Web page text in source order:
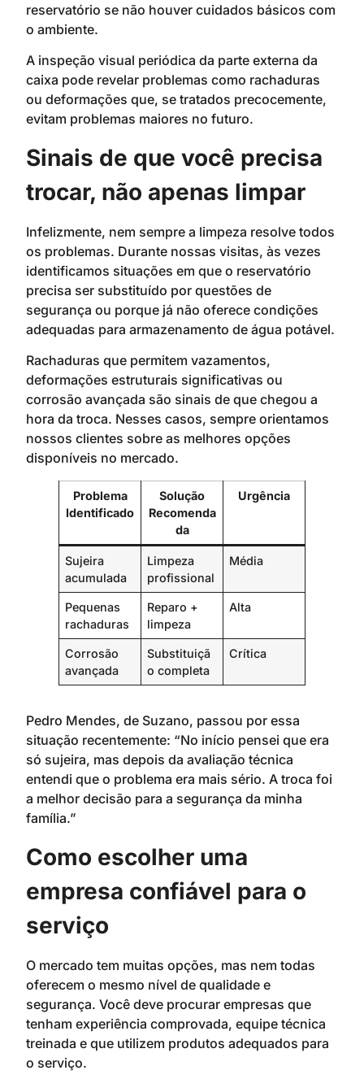
reservatório se não houver cuidados básicos com
o ambiente.
A inspeção visual periódica da parte externa da
caixa pode revelar problemas como rachaduras
ou deformações que, se tratados precocemente,
evitam problemas maiores no futuro.
Sinais de que você precisa
trocar, não apenas limpar
Infelizmente, nem sempre a limpeza resolve todos
os problemas. Durante nossas visitas, às vezes
identificamos situações em que o reservatório
precisa ser substituído por questões de
segurança ou porque já não oferece condições
adequadas para armazenamento de água potável.
Rachaduras que permitem vazamentos,
deformações estruturais significativas ou
corrosão avançada são sinais de que chegou a
hora da troca. Nesses casos, sempre orientamos
nossos clientes sobre as melhores opções
disponíveis no mercado.
Problema
Identificado
Solução
Recomenda
da
Urgência
Sujeira
acumulada
Limpeza
profissional
Média
Pequenas
rachaduras
Reparo +
limpeza
Alta
Corrosão
avançada
Substituiçã
o completa
Crítica
Pedro Mendes, de Suzano, passou por essa
situação recentemente: “No início pensei que era
só sujeira, mas depois da avaliação técnica
entendi que o problema era mais sério. A troca foi
a melhor decisão para a segurança da minha
família.”
Como escolher uma
empresa confiável para o
serviço
O mercado tem muitas opções, mas nem todas
oferecem o mesmo nível de qualidade e
segurança. Você deve procurar empresas que
tenham experiência comprovada, equipe técnica
treinada e que utilizem produtos adequados para
o serviço.